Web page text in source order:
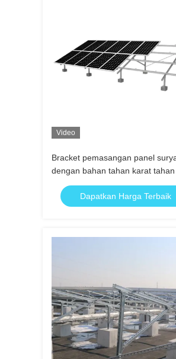
Video
Bracket pemasangan panel
dengan bahan tahan karat tahan
dan layanan kustomisasi OEM
instalasi tenaga surya
Dapatkan Harga Terbaik